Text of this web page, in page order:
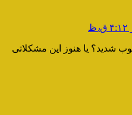
شدید؟ یا هنوز این مشکلاتی